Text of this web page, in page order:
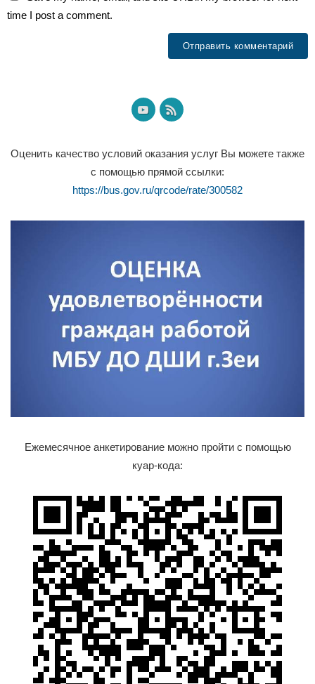
time I post a comment.
Оценить качество условий оказания услуг Вы можете также
с помощью прямой ссылки:
https://bus.gov.ru/qrcode/rate/300582
Ежемесячное анкетирование можно пройти с помощью
куар-кода: